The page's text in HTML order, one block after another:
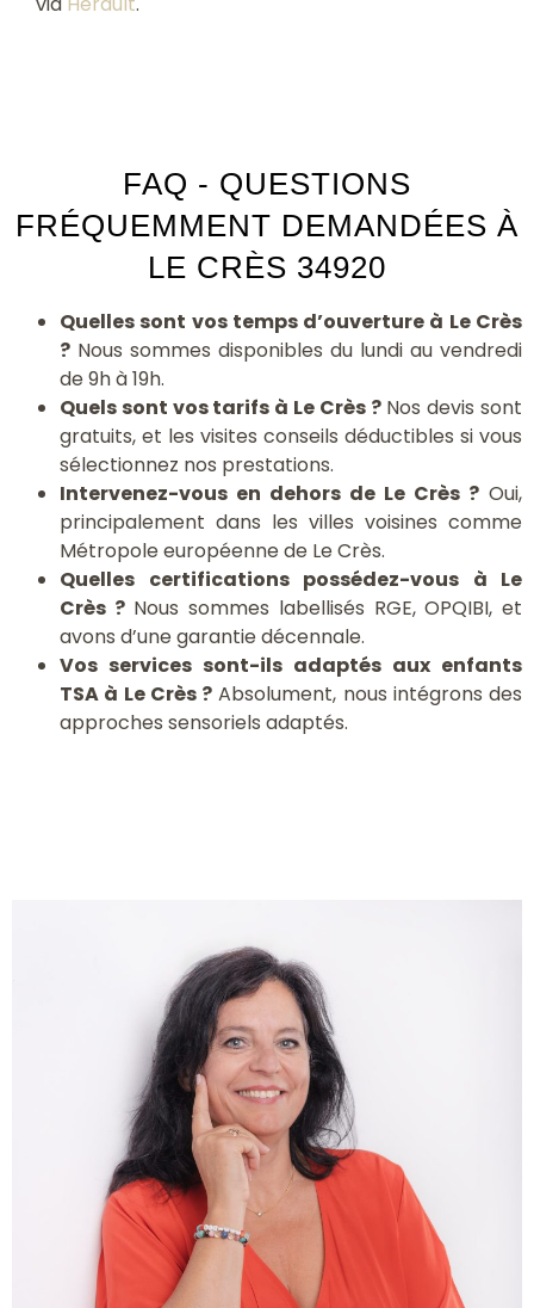
FAQ - QUESTIONS
FRÉQUEMMENT DEMANDÉES À
LE CRÈS 34920
Quelles sont vos temps d’ouverture à Le Crès
? Nous sommes disponibles du lundi au vendredi
de 9h à 19h.
Quels sont vos tarifs à Le Crès ?Nos devis sont
gratuits, et les visites conseils déductibles si vous
sélectionnez nos prestations.
Intervenez-vous en dehors de Le Crès ? Oui,
principalement dans les villes voisines comme
Métropole européenne de Le Crès.
Quelles certifications possédez-vous à Le
Crès ?Nous sommes labellisés RGE, OPQIBI, et
avons d’une garantie décennale.
Vos services sont-ils adaptés aux enfants
TSA à Le Crès ? Absolument, nous intégrons des
approches sensoriels adaptés.